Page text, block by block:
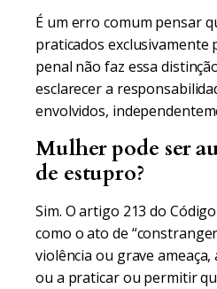
É um erro comum pensar
praticados exclusivamente
penal não faz essa
esclarecer a
envolvidos,
Mulher pode ser
de estupro?
Sim. O artigo 213 do
como o ato de
violência ou grave
ou a praticar ou permitir